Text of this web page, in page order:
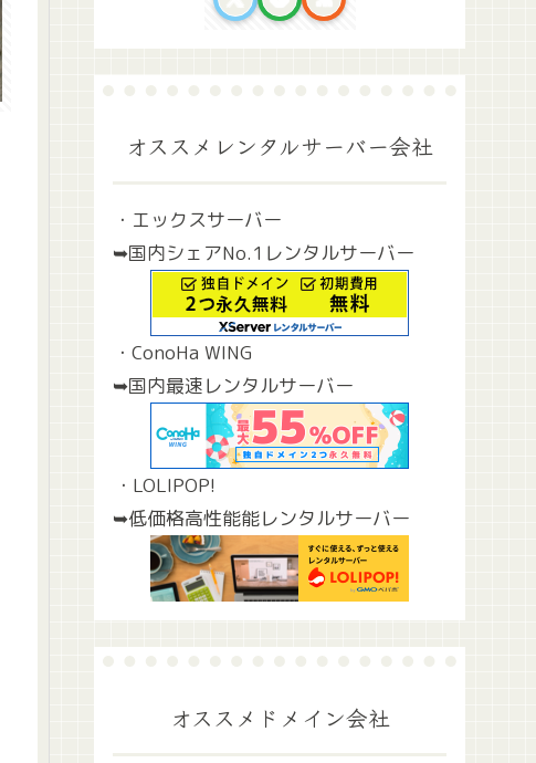
オススメレンタルサーバー会社
・エックスサーバー
➥国内シェアNo.1レンタルサーバー
・ConoHa WING
➥国内最速レンタルサーバー
・LOLIPOP!
➥低価格高性能能レンタルサーバー
オススメドメイン会社